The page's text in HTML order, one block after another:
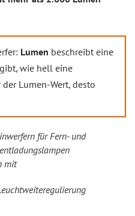
Lumen beschreibt eine
wie hell eine
Lumen-Wert, desto
für Fern- und
mit